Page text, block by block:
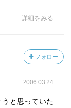
詳細をみる
フォロー
2006.03.24
と思っていた